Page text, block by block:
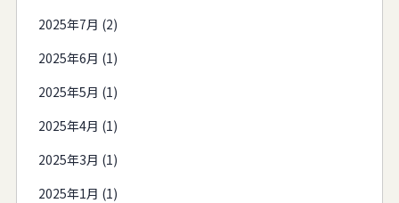
2025年7月 (2)
2025年6月 (1)
2025年5月 (1)
2025年4月 (1)
2025年3月 (1)
2025年1月 (1)